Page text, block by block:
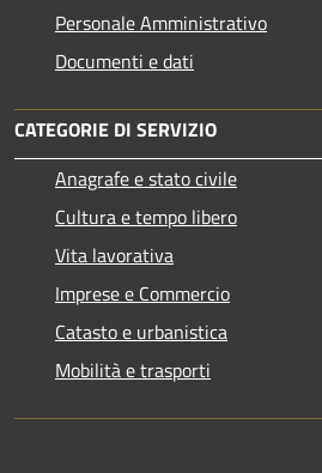
Personale Amministrativo
Documenti e dati
CATEGORIE DI SERVIZIO
Anagrafe e stato civile
Cultura e tempo libero
Vita lavorativa
Imprese e Commercio
Catasto e urbanistica
Mobilità e trasporti